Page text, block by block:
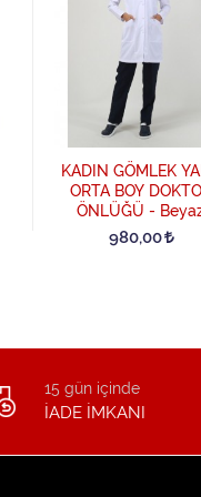
KADIN GÖMLEK
ORTA BOY
ÖNLÜĞÜ -
980,00
15 gün içinde
İADE İMKANI